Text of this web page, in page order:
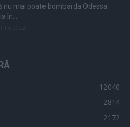
nu mai poate bombarda Odessa
în...
12040
2814
2172